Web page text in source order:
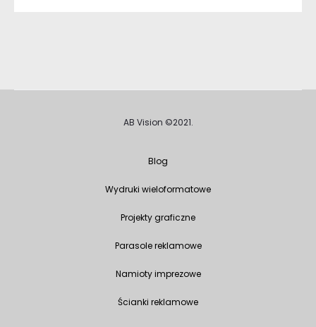
AB Vision ©2021.
Blog
Wydruki wieloformatowe
Projekty graficzne
Parasole reklamowe
Namioty imprezowe
Ścianki reklamowe